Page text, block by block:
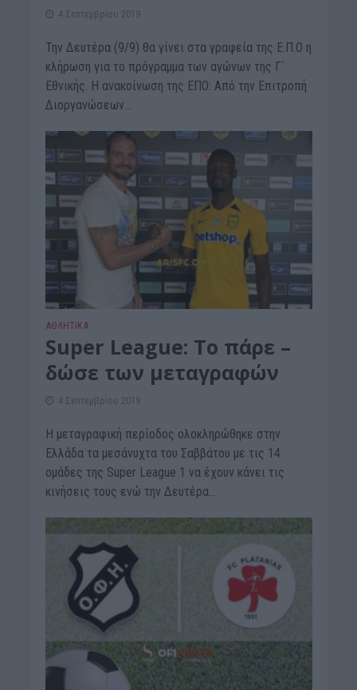
4 Σεπτεμβρίου 2019
Την Δευτέρα (9/9) θα γίνει στα γραφεία της Ε.Π.Ο η
κλήρωση για το πρόγραμμα των αγώνων της Γ΄
Εθνικής. Η ανακοίνωση της ΕΠΟ: Από την Επιτροπή
Διοργανώσεων...
ΑΘΛΗΤΙΚΑ
Super League: Το πάρε –
δώσε των μεταγραφών
4 Σεπτεμβρίου 2019
H μεταγραφική περίοδος ολοκληρώθηκε στην
Ελλάδα τα μεσάνυχτα του Σαββάτου με τις 14
ομάδες της Super League 1 να έχουν κάνει τις
κινήσεις τους ενώ την Δευτέρα...